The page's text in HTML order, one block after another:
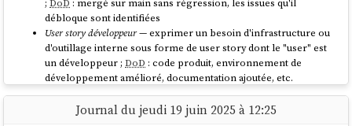
;DoD : mergé sur main sans régression, les issues qu'il
débloque sont identifiées
User story développeur— exprimer un besoin d'infrastructure ou
d'outillage interne sous forme de user story dont le "user" est
un développeur ;DoD : code produit, environnement de
développement amélioré, documentation ajoutée, etc.
meta-spec-writing— décomposer un périmètre flou en issues
actionnables ;DoD: les issues enfants sont créées, estimées et
Journal du jeudi 19 juin 2025 à 12:25